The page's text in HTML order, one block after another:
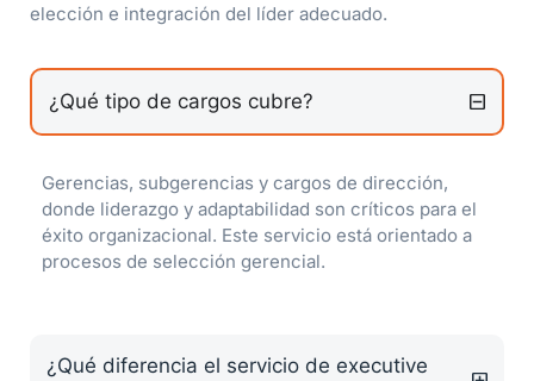
elección e integración del líder adecuado.
¿Qué tipo de cargos cubre?
Gerencias, subgerencias y cargos de dirección,
donde liderazgo y adaptabilidad son críticos para el
éxito organizacional. Este servicio está orientado a
procesos de selección gerencial.
¿Qué diferencia el servicio de executive